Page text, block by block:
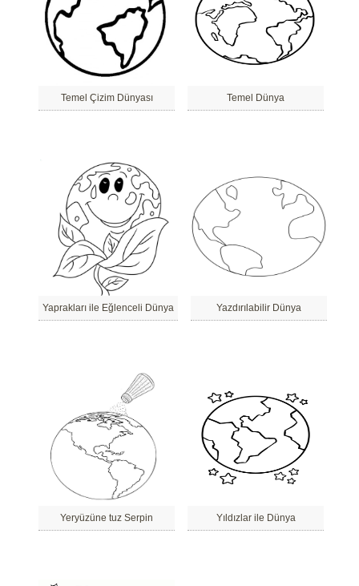
Temel Çizim Dünyası Temel Dünya
Yaprakları ile Eğlenceli Dünya Yazdırılabilir Dünya
Yeryüzüne tuz Serpin Yıldızlar ile Dünya